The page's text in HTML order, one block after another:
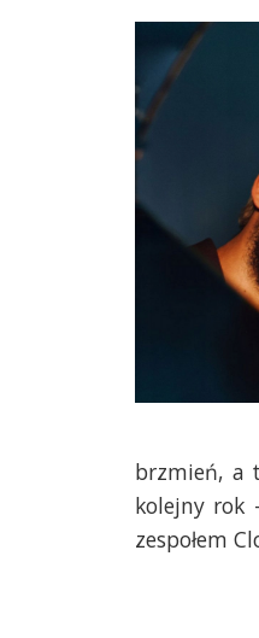
brzmień, a
kolejny rok
zespołem